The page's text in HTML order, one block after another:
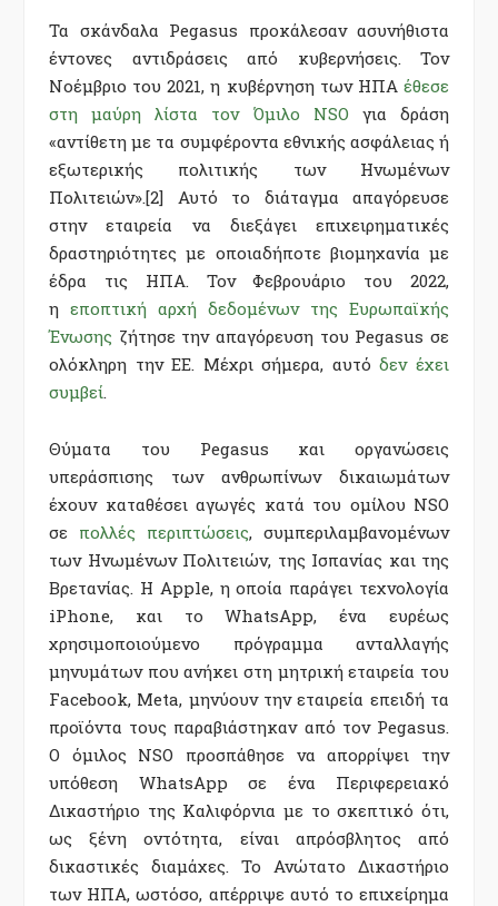
Τα σκάνδαλα Pegasus προκάλεσαν ασυνήθιστα
έντονες αντιδράσεις από κυβερνήσεις. Τον
Νοέμβριο του 2021, η κυβέρνηση των ΗΠΑ έθεσε
στη μαύρη λίστα τον Όμιλο NSO για δράση
«αντίθετη με τα συμφέροντα εθνικής ασφάλειας ή
εξωτερικής πολιτικής των Ηνωμένων
Πολιτειών».[2] Αυτό το διάταγμα απαγόρευσε
στην εταιρεία να διεξάγει επιχειρηματικές
δραστηριότητες με οποιαδήποτε βιομηχανία με
έδρα τις ΗΠΑ. Τον Φεβρουάριο του 2022,
η εποπτική αρχή δεδομένων της Ευρωπαϊκής
Ένωσης ζήτησε την απαγόρευση του Pegasus σε
ολόκληρη την ΕΕ. Μέχρι σήμερα, αυτόδεν έχει
συμβεί.
Θύματα του Pegasus και οργανώσεις
υπεράσπισης των ανθρωπίνων δικαιωμάτων
έχουν καταθέσει αγωγές κατά του ομίλου NSO
σε πολλές περιπτώσεις, συμπεριλαμβανομένων
των Ηνωμένων Πολιτειών, της Ισπανίας και της
Βρετανίας. Η Apple, η οποία παράγει τεχνολογία
iPhone, και το WhatsApp, ένα ευρέως
χρησιμοποιούμενο πρόγραμμα ανταλλαγής
μηνυμάτων που ανήκει στη μητρική εταιρεία του
Facebook, Meta, μηνύουν την εταιρεία επειδή τα
προϊόντα τους παραβιάστηκαν από τον Pegasus.
Ο όμιλος NSO προσπάθησε να απορρίψει την
υπόθεση WhatsApp σε ένα Περιφερειακό
Δικαστήριο της Καλιφόρνια με το σκεπτικό ότι,
ως ξένη οντότητα, είναι απρόσβλητος από
δικαστικές διαμάχες. Το Ανώτατο Δικαστήριο
των ΗΠΑ, ωστόσο, απέρριψε αυτό το επιχείρημα